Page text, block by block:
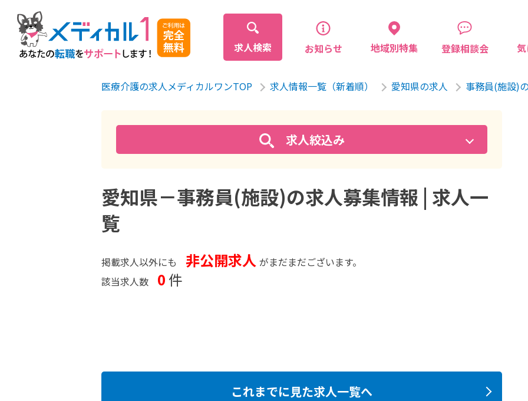
求人検索 お知らせ 地域別特集 登録相談会
医療介護の求人メディカルワンTOP 求人情報一覧（新着順） 愛知県の求人 事務員(施設)
求人絞込み
愛知県－事務員(施設)の求人募集情報 | 求人一
覧
掲載求人以外にも 非公開求人 がまだまだございます。
該当求人数
0 件
これまでに見た求人一覧へ